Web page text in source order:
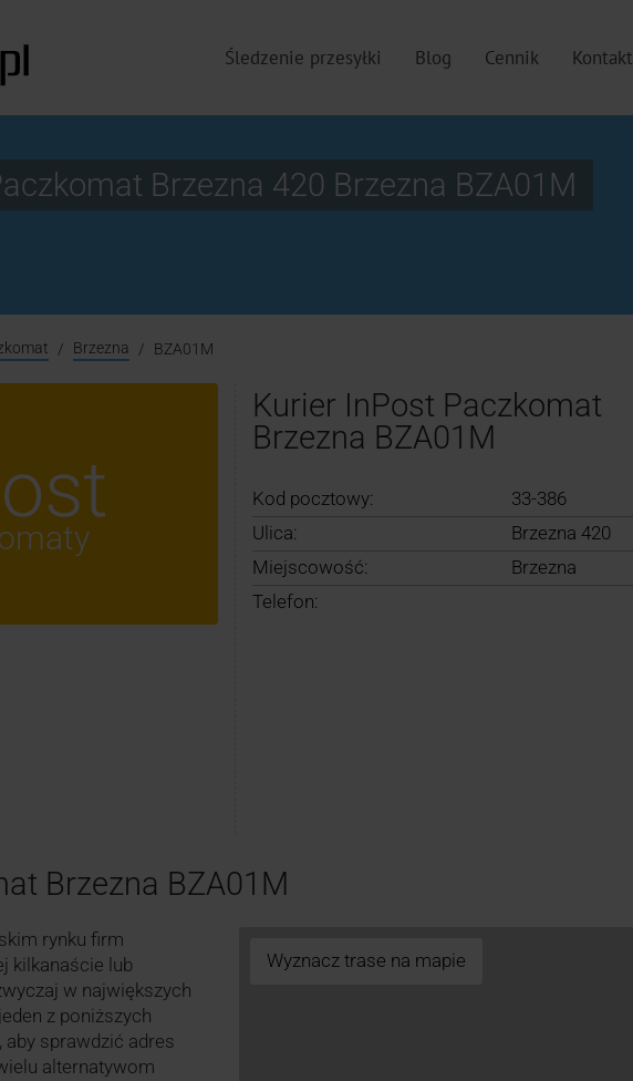
Śledzenie przesyłki Blog Cennik Kontakt
Brzezna 420 Brzezna BZA01M
Brzezna BZA01M
Kurier InPost Paczkomat
Brzezna BZA01M
Kod pocztowy:
33-386
Ulica:
Brzezna 420
Miejscowość:
Brzezna
Telefon:
Brzezna BZA01M
rynku firm
kilkanaście lub
w największych
z poniższych
aby sprawdzić adres
alternatywom
Wyznacz trase na mapie